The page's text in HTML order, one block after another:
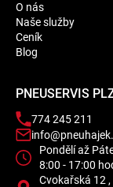
O nás
Naše služby
Ceník
Blog
PNEUSERVIS
774 245 211
Pondělí až
8:00 - 17:00
Cvokařská 12 ,